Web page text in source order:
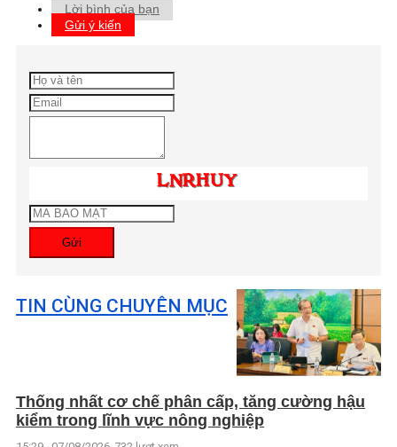
Lời bình của bạn
Gửi ý kiến
Gửi
TIN CÙNG CHUYÊN MỤC
Thống nhất cơ chế phân cấp, tăng cường hậu
kiểm trong lĩnh vực nông nghiệp